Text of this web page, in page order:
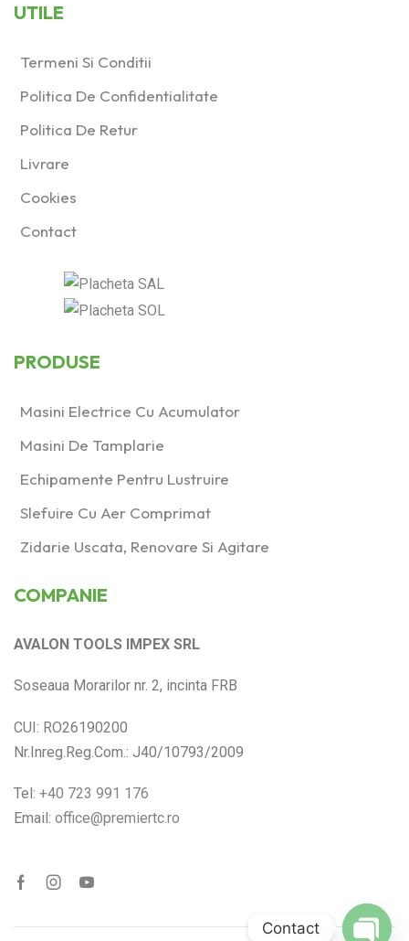
UTILE
Termeni Si Conditii
Politica De Confidentialitate
Politica De Retur
Livrare
Cookies
Contact
PRODUSE
Masini Electrice Cu Acumulator
Masini De Tamplarie
Echipamente Pentru Lustruire
Slefuire Cu Aer Comprimat
Zidarie Uscata, Renovare Si Agitare
COMPANIE
AVALON TOOLS IMPEX SRL
Soseaua Morarilor nr. 2, incinta FRB
CUI: RO26190200
Nr.Inreg.Reg.Com.: J40/10793/2009
Tel: +40 723 991 176
Email: office@premiertc.ro
Contact